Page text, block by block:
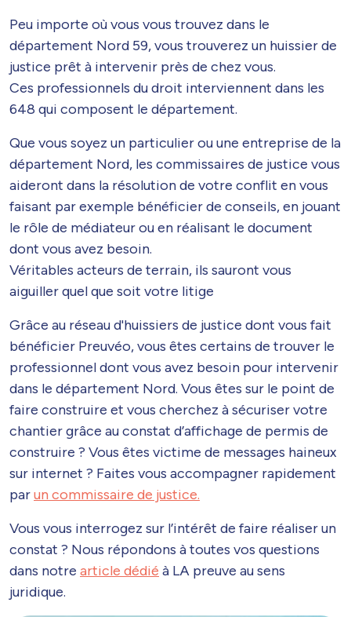
Peu importe où vous vous trouvez dans le
département Nord 59, vous trouverez un huissier de
justice prêt à intervenir près de chez vous.
Ces professionnels du droit interviennent dans les
648 qui composent le département.
Que vous soyez un particulier ou une entreprise de la
département Nord, les commissaires de justice vous
aideront dans la résolution de votre conflit en vous
faisant par exemple bénéficier de conseils, en jouant
le rôle de médiateur ou en réalisant le document
dont vous avez besoin.
Véritables acteurs de terrain, ils sauront vous
aiguiller quel que soit votre litige
Grâce au réseau d'huissiers de justice dont vous fait
bénéficier Preuvéo, vous êtes certains de trouver le
professionnel dont vous avez besoin pour intervenir
dans le département Nord. Vous êtes sur le point de
faire construire et vous cherchez à sécuriser votre
chantier grâce au constat d’affichage de permis de
construire ? Vous êtes victime de messages haineux
sur internet ? Faites vous accompagner rapidement
parun commissaire de justice.
Vous vous interrogez sur l’intérêt de faire réaliser un
constat ? Nous répondons à toutes vos questions
dans notre article dédié à LA preuve au sens
juridique.